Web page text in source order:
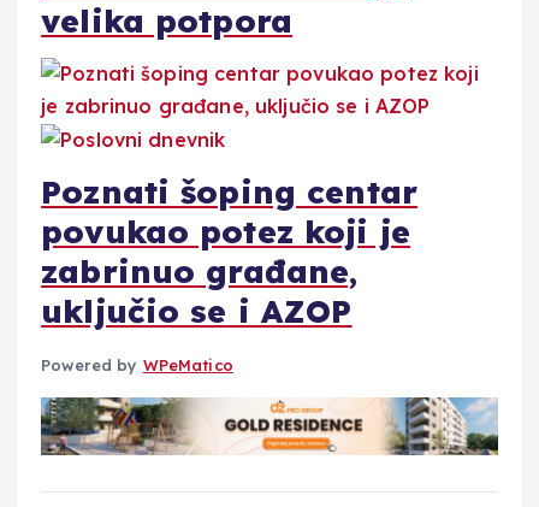
velika potpora
Poznati šoping centar
povukao potez koji je
zabrinuo građane,
uključio se i AZOP
Powered by WPeMatico